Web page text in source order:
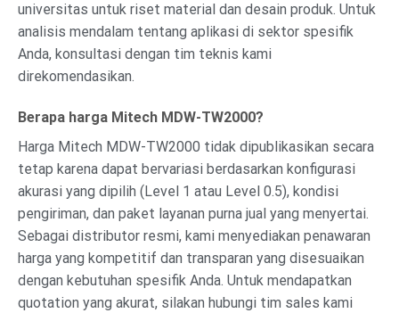
universitas untuk riset material dan desain produk. Untuk
analisis mendalam tentang aplikasi di sektor spesifik
Anda, konsultasi dengan tim teknis kami
direkomendasikan.
Berapa harga Mitech MDW-TW2000?
Harga Mitech MDW-TW2000 tidak dipublikasikan secara
tetap karena dapat bervariasi berdasarkan konfigurasi
akurasi yang dipilih (Level 1 atau Level 0.5), kondisi
pengiriman, dan paket layanan purna jual yang menyertai.
Sebagai distributor resmi, kami menyediakan penawaran
harga yang kompetitif dan transparan yang disesuaikan
dengan kebutuhan spesifik Anda. Untuk mendapatkan
quotation yang akurat, silakan hubungi tim sales kami